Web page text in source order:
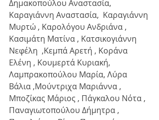
Δημακοπούλου Αναστασία,
Καραγιάννη Αναστασία,  Καραγιάννη
Μυρτώ , Καρολόγου Ανδριάνα ,
Κασιμάτη Ματίνα , Κατσικογιάννη
Νεφέλη  ,Κεμπά Αρετή , Κοράνα
Ελένη , Κουμερτά Κυριακή,
Λαμπρακοπούλου Μαρία, Λύρα
Βάλια ,Μούντριχα Μαριάννα ,
Μποζίκας Μάριος , Πάγκαλου Νότα ,
Παναγιωτοπούλου Δήμητρα ,